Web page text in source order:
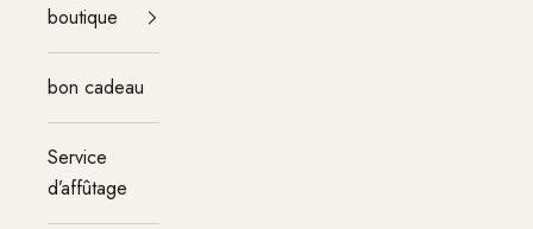
boutique
bon cadeau
Service
d’affûtage